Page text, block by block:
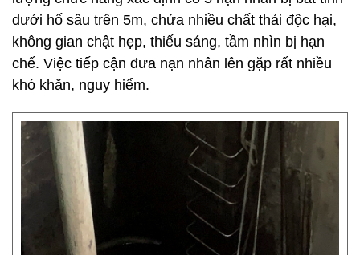
dưới hố sâu trên 5m, chứa nhiều chất thải độc hại,
không gian chật hẹp, thiếu sáng, tầm nhìn bị hạn
chế. Việc tiếp cận đưa nạn nhân lên gặp rất nhiều
khó khăn, nguy hiểm.